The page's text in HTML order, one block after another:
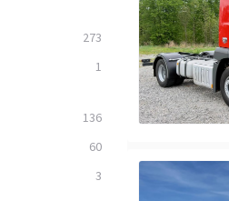
273
1
136
60
3